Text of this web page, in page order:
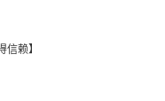
信赖】